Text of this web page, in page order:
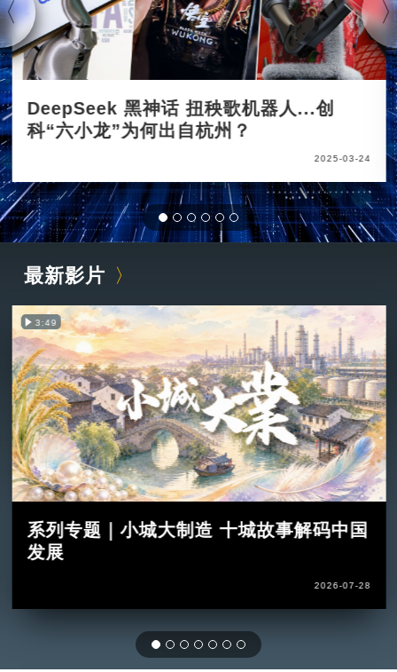
DeepSeek 黑神话 扭秧歌机器人...创
科“六小龙”为何出自杭州？
2025-03-24
最新影片
3:49
系列专题｜小城大制造 十城故事解码中国
发展
2026-07-28